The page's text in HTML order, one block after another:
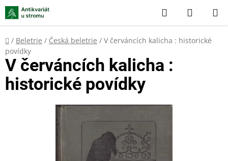
Přejít
na
obsah
Hledat
KOŠÍK
Domů
/ Beletrie / Česká beletrie / V červáncích kalicha : historické
povídky
V červáncích kalicha :
historické povídky